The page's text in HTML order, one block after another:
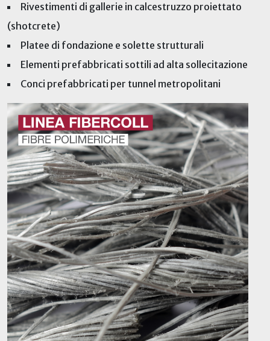
Rivestimenti di gallerie in calcestruzzo proiettato
(shotcrete)
Platee di fondazione e solette strutturali
Elementi prefabbricati sottili ad alta sollecitazione
Conci prefabbricati per tunnel metropolitani